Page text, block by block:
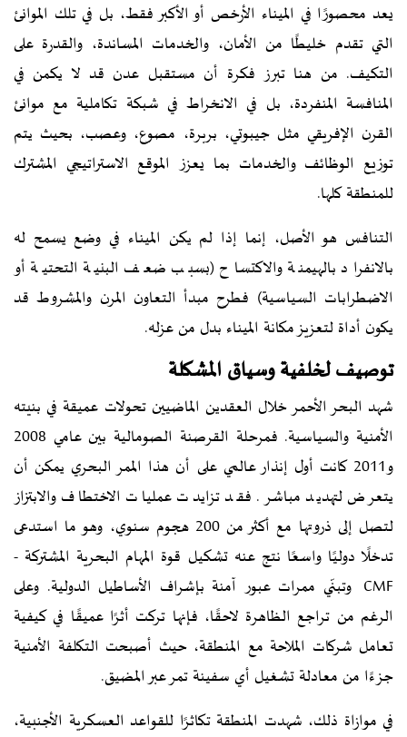
يعد محصورًا في الميناء الأرخص أو الأكبر فقط، بل في تلك الموانئ
التي تقدم خليطًا من الأمان، والخدمات المساندة، والقدرة على
التكيف. من هنا تبرز فكرة أن مستقبل عدن قد لا يكمن في
المنافسة المنفردة، بل في الانخراط في شبكة تكاملية مع موانئ
القرن الإفريقي مثل جيبوتي، بربرة، مصوع، وعصب، بحيث يتم
توزيع الوظائف والخدمات بما يعزز الموقع الاستراتيجي المشترك
للمنطقة كلها.
التنافس هو الأصل، إنما إذا لم يكن الميناء في وضع يسمح له
بالانفراد بالهيمنة والاكتساح (بسبب ضعف البنية التحتية أو
الاضطرابات السياسية) فطرح مبدأ التعاون المرن والمشروط قد
يكون أداة لتعزيز مكانة الميناء بدل من عزله.
توصيف لخلفية وسياق المشكلة
شهد البحر الأحمر خلال العقدين الماضيين تحولات عميقة في بنيته
الأمنية والسياسية. فمرحلة القرصنة الصومالية بين عامي 2008
و2011 كانت أول إنذار عالمي على أن هذا الممر البحري يمكن أن
يتعرض لتهديد مباشر. فقد تزايدت عمليات الاختطاف والابتزاز
لتصل إلى ذروتها مع أكثر من 200 هجوم سنوي، وهو ما استدعى
تدخلًا دوليًا واسعًا نتج عنه تشكيل قوة المهام البحرية المشتركة -
CMF وتبنّي ممرات عبور آمنة بإشراف الأساطيل الدولية. وعلى
الرغم من تراجع الظاهرة لاحقًا، فإنها تركت أثرًا عميقًا في كيفية
تعامل شركات الملاحة مع المنطقة، حيث أصبحت التكلفة الأمنية
جزءًا من معادلة تشغيل أي سفينة تمر عبر المضيق.
في موازاة ذلك، شهدت المنطقة تكاثرًا للقواعد العسكرية الأجنبية،